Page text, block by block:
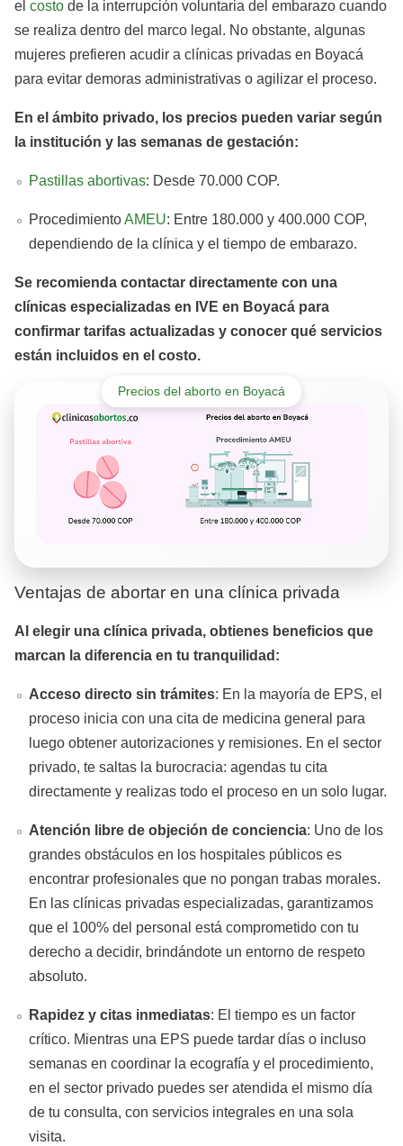
el costo de la interrupción voluntaria del embarazo cuando
se realiza dentro del marco legal. No obstante, algunas
mujeres prefieren acudir a clínicas privadas en Boyacá
para evitar demoras administrativas o agilizar el proceso.
En el ámbito privado, los precios pueden variar según
la institución y las semanas de gestación:
Pastillas abortivas: Desde 70.000 COP.
ProcedimientoAMEU: Entre 180.000 y 400.000 COP,
dependiendo de la clínica y el tiempo de embarazo.
Se recomienda contactar directamente con una
clínicas especializadas en IVE en Boyacá para
confirmar tarifas actualizadas y conocer qué servicios
están incluidos en el costo.
Precios del aborto en Boyacá
Ventajas de abortar en una clínica privada
Al elegir una clínica privada, obtienes beneficios que
marcan la diferencia en tu tranquilidad:
Acceso directo sin trámites: En la mayoría de EPS, el
proceso inicia con una cita de medicina general para
luego obtener autorizaciones y remisiones. En el sector
privado, te saltas la burocracia: agendas tu cita
directamente y realizas todo el proceso en un solo lugar.
Atención libre de objeción de conciencia: Uno de los
grandes obstáculos en los hospitales públicos es
encontrar profesionales que no pongan trabas morales.
En las clínicas privadas especializadas, garantizamos
que el 100% del personal está comprometido con tu
derecho a decidir, brindándote un entorno de respeto
absoluto.
Rapidez y citas inmediatas: El tiempo es un factor
crítico. Mientras una EPS puede tardar días o incluso
semanas en coordinar la ecografía y el procedimiento,
en el sector privado puedes ser atendida el mismo día
de tu consulta, con servicios integrales en una sola
visita.